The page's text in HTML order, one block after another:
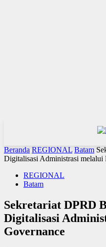
Beranda REGIONAL Batam
Digitalisasi Administrasi melalui
REGIONAL
Batam
Sekretariat DPRD
Digitalisasi
Governance